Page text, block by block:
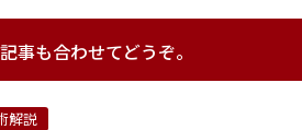
事も合わせてどうぞ。
解説